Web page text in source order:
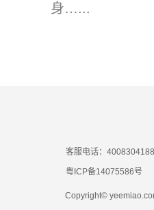
身…...
客服电话：4008304188
粤ICP备14075586号
Copyright©